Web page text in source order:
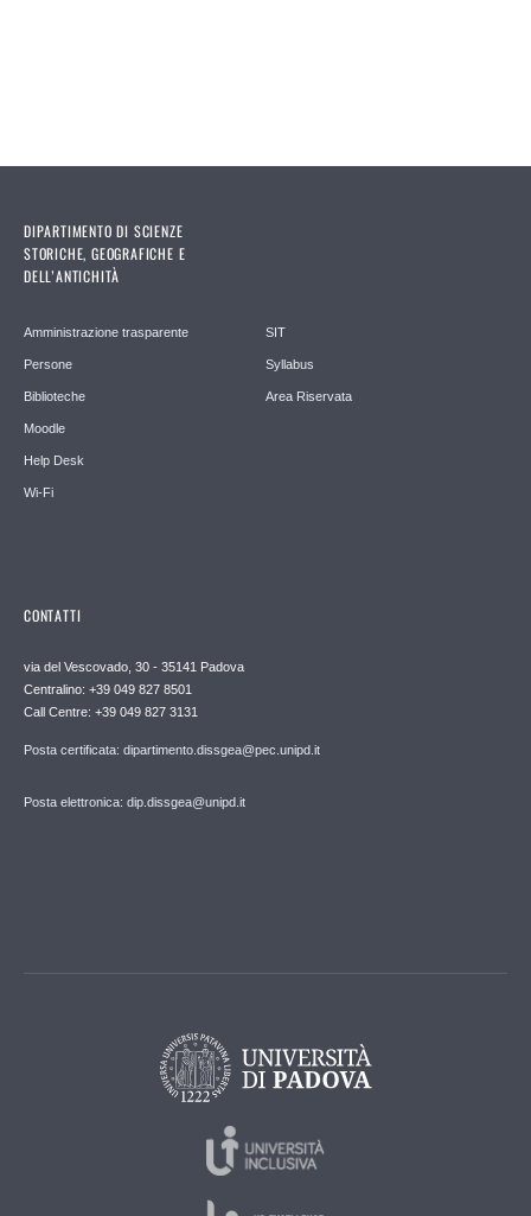
DIPARTIMENTO DI SCIENZE
STORICHE, GEOGRAFICHE E
DELL’ANTICHITÀ
Amministrazione trasparente
Persone
Biblioteche
Moodle
Help Desk
Wi-Fi
SIT
Syllabus
Area Riservata
CONTATTI
via del Vescovado, 30 - 35141 Padova
Centralino: +39 049 827 8501
Call Centre: +39 049 827 3131
Posta certificata: dipartimento.dissgea@pec.unipd.it
Posta elettronica: dip.dissgea@unipd.it